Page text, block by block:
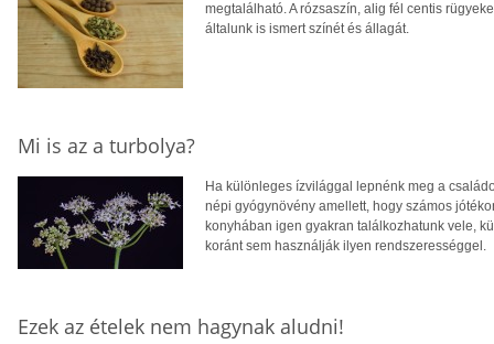
megtalálható. A rózsaszín, alig fél centis
általunk is ismert színét és állagát.
Mi is az a turbolya?
Ha különleges ízvilággal lepnénk meg a
népi gyógynövény amellett, hogy számos
konyhában igen gyakran találkozhatunk vele,
koránt sem használják ilyen rendszerességgel.
Ezek az ételek nem hagynak aludni!